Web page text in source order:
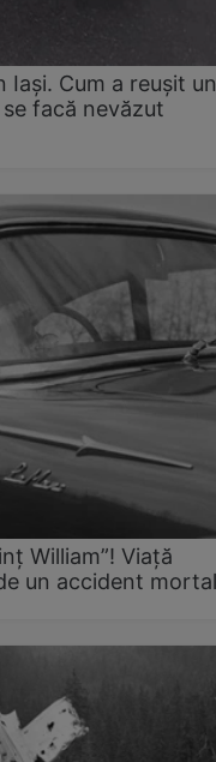
Iași. Cum a reușit un
facă nevăzut
William”! Viață
un accident mortal